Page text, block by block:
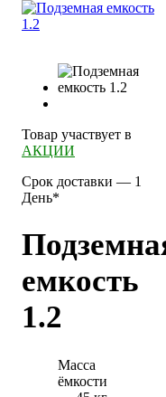
Товар участвует в
АКЦИИ
Срок доставки — 1
День*
емкость
1.2
Масса
ёмкости